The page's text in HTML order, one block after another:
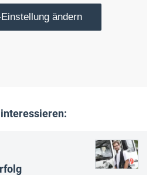
ändern